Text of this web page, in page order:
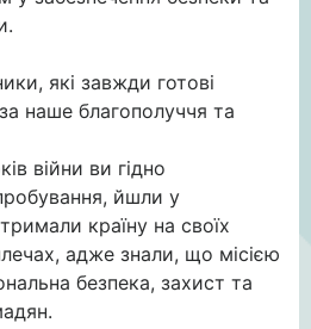
які завжди готові
наше благополуччя та
війни ви гідно
йшли у
країну на своїх
адже знали, що місією
безпека, захист та